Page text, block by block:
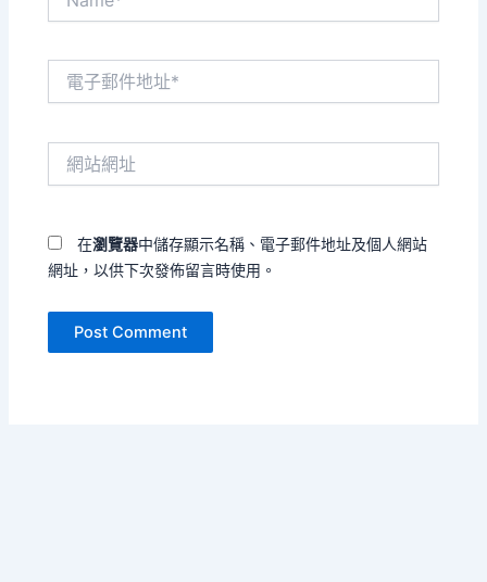
在瀏覽器中儲存顯示名稱、電子郵件地址及個人網站
網址，以供下次發佈留言時使用。